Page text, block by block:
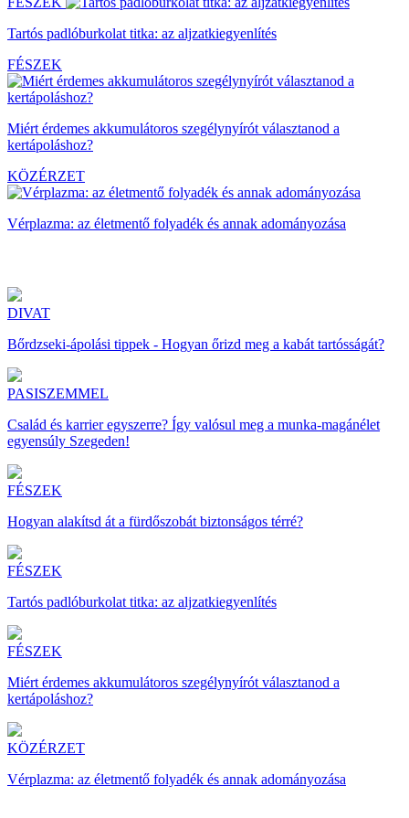
Tartós padlóburkolat titka: az aljzatkiegyenlítés
FÉSZEK
Miért érdemes akkumulátoros szegélynyírót választanod a
kertápoláshoz?
KÖZÉRZET
Vérplazma: az életmentő folyadék és annak adományozása
DIVAT
Bőrdzseki-ápolási tippek - Hogyan őrizd meg a kabát tartósságát?
PASISZEMMEL
Család és karrier egyszerre? Így valósul meg a munka-magánélet
egyensúly Szegeden!
FÉSZEK
Hogyan alakítsd át a fürdőszobát biztonságos térré?
FÉSZEK
Tartós padlóburkolat titka: az aljzatkiegyenlítés
FÉSZEK
Miért érdemes akkumulátoros szegélynyírót választanod a
kertápoláshoz?
KÖZÉRZET
Vérplazma: az életmentő folyadék és annak adományozása